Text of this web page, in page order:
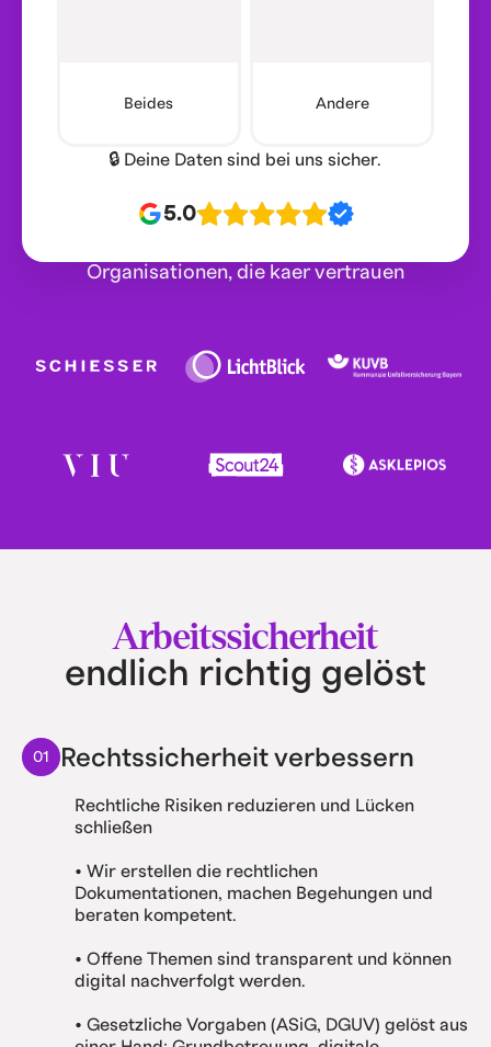
Beides Andere
🔒 Deine Daten sind bei uns sicher.
5.0
Organisationen, die kaer vertrauen
Arbeitssicherheit
endlich richtig gelöst
01 Rechtssicherheit verbessern
Rechtliche Risiken reduzieren und Lücken
schließen
• Wir erstellen die rechtlichen
Dokumentationen, machen Begehungen und
beraten kompetent.
• Offene Themen sind transparent und können
digital nachverfolgt werden.
• Gesetzliche Vorgaben (ASiG, DGUV) gelöst aus